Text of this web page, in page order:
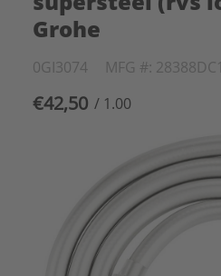
Grohe
0GI3074 MFG #: 28388DC1
€42,50 / 1.00